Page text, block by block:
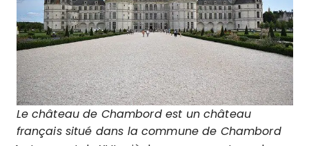
Le château de Chambord est un château
français situé dans la commune de Chambord